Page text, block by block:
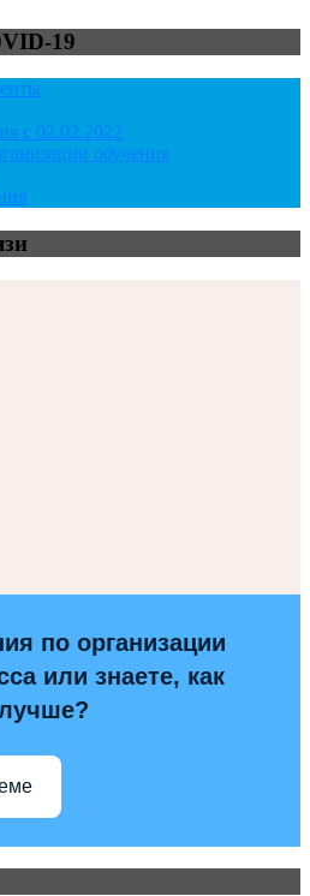
19
с 02.02.2022
обучения
по организации
или знаете, как